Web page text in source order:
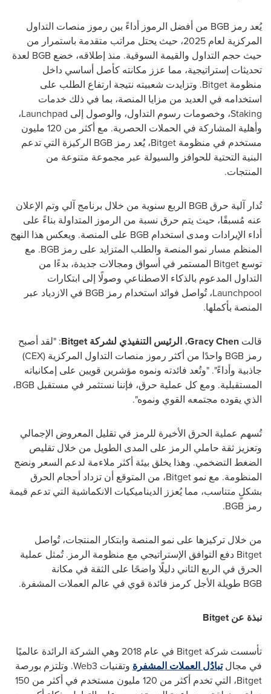
يُعد رمز BGB من أفضل الرموز أداءً بين رموز منصات التداول
المركزية لعام 2025، حيث يحتل مراتب متقدمة باستمرار من
حيث حجم التداول والقيمة السوقية. منذ إطلاقه، خضع BGB لعدة
تحديثات إستراتيجية، مما عزز مكانته كأصل أساسي داخل
منظومة Bitget. وتزايدت شعبيته نتيجة ارتفاع الطلب على
استخدامه في العديد من مزايا المنصة، بما في ذلك خدمات
Staking، وخصومات رسوم التداول، والوصول إلى Launchpad،
وأهلية المشاركة في الحملات الحصرية. مع أكثر من 120 مليون
مستخدم في منظومة Bitget، يُعد رمز BGB الركيزة التي تدعم
البنية التحتية للحوافز والسيولة عبر مجموعة متنوعة من
المنتجات.
تُدار آلية حرقBGB الربع سنوية من خلال برنامج آلي وتم الإعلان
عنه مُسبقًا، حيث يتم حرق نسبة من الرموز المتداولة بناءً على
أداء الإيرادات ومدى استخدام BGB على المنصة. ويعكس هذا النهج
المنظم مسار نمو المنصة والطلب المتزايد على رمز BGB. مع
توسع Bitget المستمر في أسواق ومجالات جديدة، بدءًا من
التداول المدعوم بالذكاء الاصطناعي وصولًا إلى ابتكارات
Launchpool، تُواصل فوائد استخدام رمز BGB في الازدياد عبر
المنصة بأكملها.
قالت Gracy Chen، الرئيس التنفيذي لشركةBitget: "لقد أصبح
رمز BGB واحدًا من أكثر رموز منصات التداول المركزية (CEX
)
جاذبية وأداءً". "وتُعد فائدته ونموه مؤشرين قويين على إمكانياته
المستقبلية. ومع كل عملية حرق، فإننا نستثمر في مستقبل BGB،
الذي يقوده مجتمعه القوي ونموه".
تُسهم عملية الحرق الأخيرة للرمز في تقليل المعروض الإجمالي
وتعزيز ثقة حاملي الرمز على المدى الطويل من خلال تقليص
الضغط التضخمي. وهذا يخلق بيئة أكثر ملاءمة لدعم السعر ونضج
المنظومة. مع نمو Bitget، من المتوقع أن تزداد أحجام الحرق
بشكلٍ متناسب، مما يُعزز الديناميكيات الانكماشية التي تدعم قيمة
رمز BGB
.
من خلال تركيزها على نمو المنصة وابتكار المنتجات، تُواصل
Bitget دفع التوافق الإستراتيجي مع منظومة الرمز. تُمثل عملية
الحرق في الربع الثاني دليلًا واضحًا على الثقة في مكانة
BGB طويلة الأجل كرمز فائدة قوي في عالم العملات المشفرة.
نبذة عن Bitget
تأسست شركة Bitget
في عام 2018 وهي الشركة الرائدة عالميًا
في مجالتبادُل العملات المشفرة وتقنيات Web3
. وتلتزم بورصة
Bitget
، التي تخدم أكثر من 120 مليون مستخدم في أكثر من 150